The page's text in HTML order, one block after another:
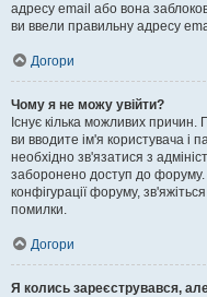
адресу email або вона
ви ввели правильну адресу
Догори
Чому я не можу увійти?
Існує кілька можливих
ви вводите ім'я користувача і
необхідно зв'язатися з
заборонено доступ до
конфігурації форуму,
помилки.
Догори
Я колись зареєструвався,